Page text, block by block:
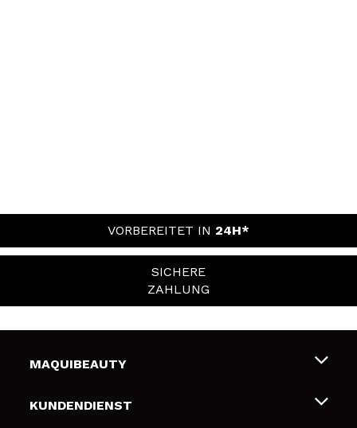
VORBEREITET IN 24H*
SICHERE
ZAHLUNG
MAQUIBEAUTY
Über uns
KUNDENDIENST